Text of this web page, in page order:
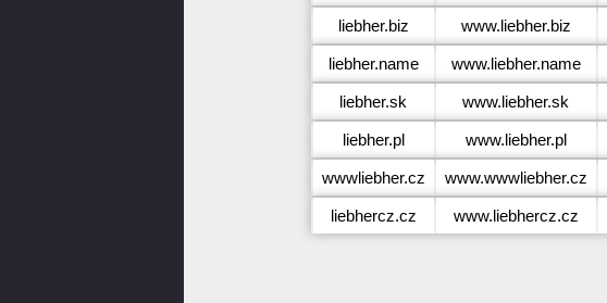
liebher.biz www.liebher.biz
liebher.name www.liebher.name
liebher.sk www.liebher.sk
liebher.pl www.liebher.pl
wwwliebher.cz www.wwwliebher.cz
liebhercz.cz www.liebhercz.cz